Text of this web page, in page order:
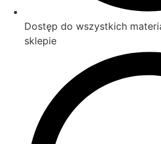
Dostęp do wszystkich
sklepie